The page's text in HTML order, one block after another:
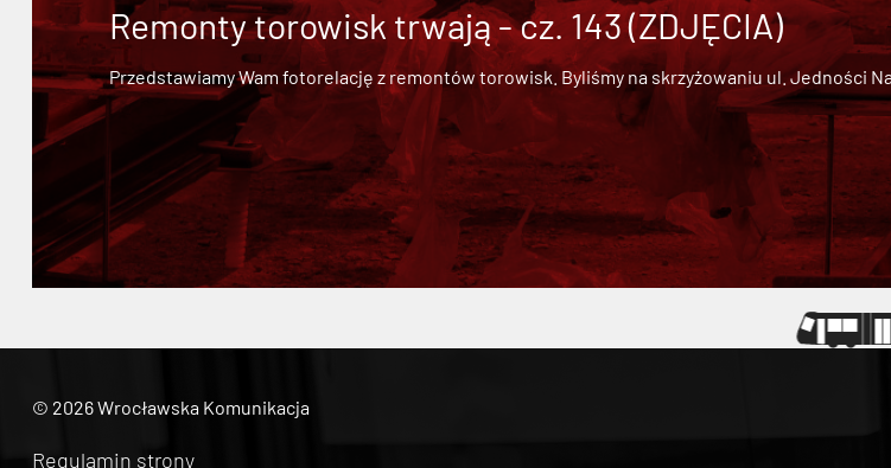
Remonty torowisk trwają - cz. 143 (ZDJĘCIA)
Przedstawiamy Wam fotorelację z remontów torowisk. Byliśmy na skrzyżowaniu ul. Jedności
© 2026 Wrocławska Komunikacja
Regulamin strony